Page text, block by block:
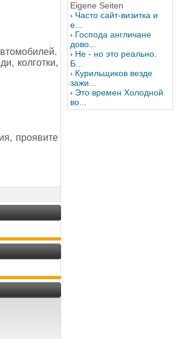
колготки,
проявите
Eigene Seiten
Часто сайт-визитка и
е...
Господа англичане
дово...
Не - но это реально.
Б...
Курильщиков везде
зажи...
Это времен Холодной
во...